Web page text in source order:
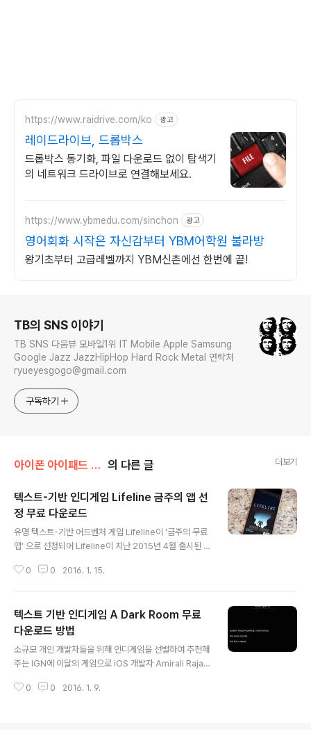
https://www.raidrive.com/ko 광고
레이드라이브, 드롭박스
드롭박스 동기화, 파일 다운로드 없이 탐색기
의 네트워크 드라이브로 연결해보세요.
https://www.ybmedu.com/sinchon 광고
영어회화 시작은 자신감부터 YBM어학원 불라방
왕기초부터 고급레벨까지 YBM신촌에선 한번에 끝!
TB의 SNS 이야기
TB SNS 다음뷰 모바일1위 IT Mobile Apple Samsung
Google Jazz JazzHipHop Hard Rock Metal 연락처
ryueyesgogo@gmail.com
구독하기
아이폰 아이패드 앱 추천 의 다른 글 더보기
텍스트-기반 인디게임 Lifeline 금주의 앱 선
정 무료 다운로드
유명 텍스트-기반 어드벤처 게임 Lifeline이 '금주의 무료
앱' 으로 선정되어 Lifeline이 지난 2015년 4월 출시된 이
텍스트-기반 게임으로 플레이어에게 질문을 하여 life 또는
은 Talyor와 대화로 어떤 행동을 할 것인가를 양자택일로
선택하는 방식이다. 플레이어가 실제로 대화를 하는 듯한
인상을 받을 만큼 스토리가 정교하다. 영어, 프랑스어, 독일
어, 일본어, 러시아어를 지원하지만 한국어는 지원하지 않
는다. 중.고교 졸업 또는 재학중이라면 가능한 수준의 해석
을 요한다. Lifeline은 iOS용(App ..
0 0 2016. 1. 15.
텍스트 기반 인디게임 A Dark Room 무료
다운로드 방법
소규모 개인 개발자들을 위해 인디게임을 선별하여 추천해
주는 IGN에 이달의 게임으로 iOS 개발자 Amirali Rajan
$0.99(한국 앱스토어 $1.09)의 유료 게임으로, 아래의 방
0 0 2016. 1. 9.